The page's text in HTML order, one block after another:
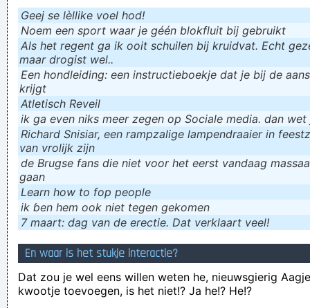
Geej se lèllike voel hod!
Geej se lèllike voel hod!
Noem een sport waar je géén blokfluit bij gebruikt
Als het regent ga ik ooit schuilen bij kruidvat. Echt
maar drogist wel..
Een hondleiding: een instructieboekje dat je bij de
krijgt
Atletisch Reveil
ik ga even niks meer zegen op Sociale media. dan
Richard Snisiar, een rampzalige lampendraaier in
van vrolijk zijn
de Brugse fans die niet voor het eerst vandaag
gaan
Learn how to fop people
ik ɓen hem ook niet tegen gekomen
7 maart: dag van de erectie. Dat verklaart veel!
En waar is het stukje interactie?
Dat zou je wel eens willen weten he, nieuwsgierig
kwootje toevoegen, is het niet!? Ja he!? He!?